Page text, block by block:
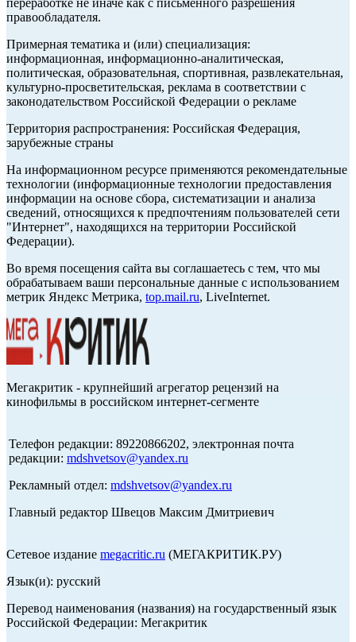
переработке не иначе как с письменного разрешения
правообладателя.
Примерная тематика и (или) специализация:
информационная, информационно-аналитическая,
политическая, образовательная, спортивная, развлекательная,
культурно-просветительская, реклама в соответствии с
законодательством Российской Федерации о рекламе
Территория распространения: Российская Федерация,
зарубежные страны
На информационном ресурсе применяются рекомендательные
технологии (информационные технологии предоставления
информации на основе сбора, систематизации и анализа
сведений, относящихся к предпочтениям пользователей сети
"Интернет", находящихся на территории Российской
Федерации).
Во время посещения сайта вы соглашаетесь с тем, что мы
обрабатываем ваши персональные данные с использованием
метрик Яндекс Метрика, top.mail.ru, LiveInternet.
Мегакритик - крупнейший агрегатор рецензий на
кинофильмы в российском интернет-сегменте
Телефон редакции: 89220866202, электронная почта
редакции: mdshvetsov@yandex.ru
Рекламный отдел: mdshvetsov@yandex.ru
Главный редактор Швецов Максим Дмитриевич
Сетевое издание megacritic.ru (МЕГАКРИТИК.РУ)
Язык(и): русский
Перевод наименования (названия) на государственный язык
Российской Федерации: Мегакритик